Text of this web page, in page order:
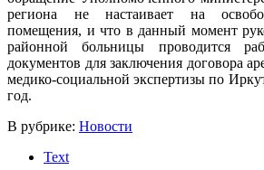
региона не настаивает на
помещения, и что в данный момент
районной больницы проводится
документов для заключения договора
медико-социальной экспертизы по
год.
В рубрике: Новости
Text